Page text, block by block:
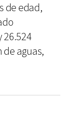
de edad,
aguas,